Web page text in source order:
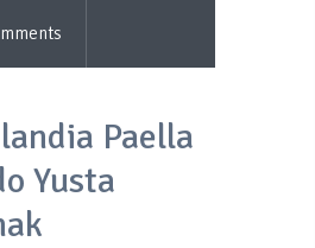
Paella
Yusta